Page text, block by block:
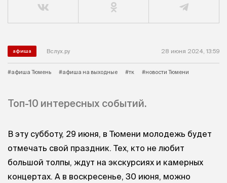
афиша Вслух.ру 28 июня 2024, 13:59
#афиша Тюмень #афиша на выходные #тк #новости Тюмени
Топ-10 интересных событий.
В эту субботу, 29 июня, в Тюмени молодежь будет
отмечать свой праздник. Тех, кто не любит
большой толпы, ждут на экскурсиях и камерных
концертах. А в воскресенье, 30 июня, можно